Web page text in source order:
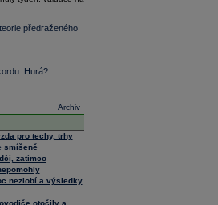
-0,15
předraženého
Hurá?
Archiv
pro techy, trhy
smíšeně
zatímco
nezlobí a výsledky
otočily a